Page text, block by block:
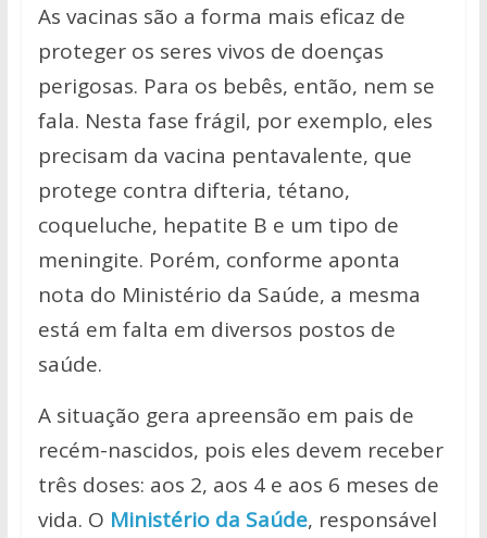
at
s
A
p
p
e
b
o
o
k
itt
er
p
y
Li
n
k
ar
e
As vacinas são a forma mais eficaz de
proteger os seres vivos de doenças
perigosas. Para os bebês, então, nem se
fala. Nesta fase frágil, por exemplo, eles
precisam da vacina pentavalente, que
protege contra difteria, tétano,
coqueluche, hepatite B e um tipo de
meningite. Porém, conforme aponta
nota do Ministério da Saúde, a mesma
está em falta em diversos postos de
saúde.
A situação gera apreensão em pais de
recém-nascidos, pois eles devem receber
três doses: aos 2, aos 4 e aos 6 meses de
vida. O Ministério da Saúde, responsável